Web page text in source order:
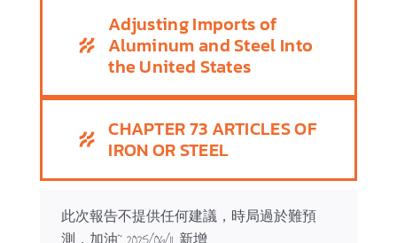
Adjusting Imports of
Aluminum and Steel Into
the United States
CHAPTER 73 ARTICLES OF
IRON OR STEEL
此次報告不提供任何建議，時局過於難預